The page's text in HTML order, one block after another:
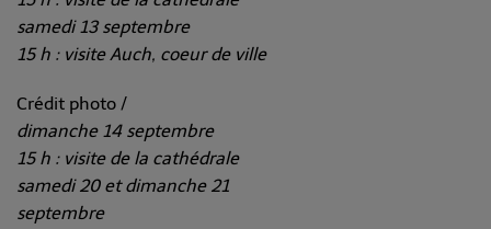
samedi 13 septembre
15 h : visite Auch, coeur de ville
Crédit photo /
dimanche 14 septembre
15 h : visite de la cathédrale
samedi 20 et dimanche 21
septembre